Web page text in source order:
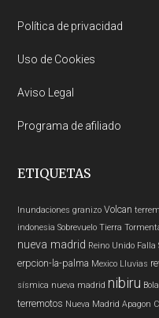
Política de privacidad
Uso de Cookies
Aviso Legal
Programa de afiliado
ETIQUETAS
Inundaciones granizo Volcan
indonesia Sobrevuelo Tierra
nueva madrid Reino Unido Falla
erpcion-la-palma Mexico Lluvias
sísmica nueva madrid nibiru
terremotos Nueva Madrid Apagon